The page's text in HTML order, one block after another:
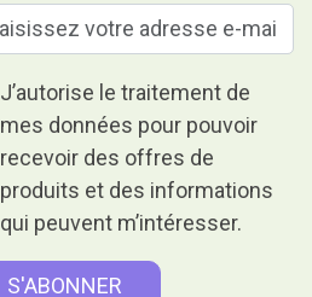
J’autorise le traitement de
mes données pour pouvoir
recevoir des offres de
produits et des informations
qui peuvent m’intéresser.